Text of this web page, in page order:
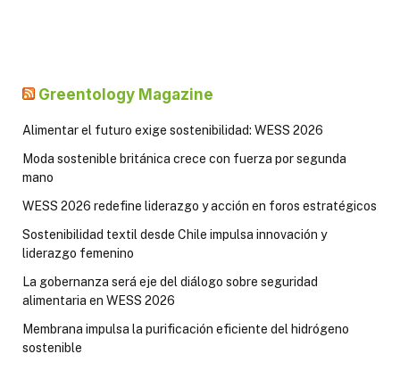
Greentology Magazine
Alimentar el futuro exige sostenibilidad: WESS 2026
Moda sostenible británica crece con fuerza por segunda
mano
WESS 2026 redefine liderazgo y acción en foros estratégicos
Sostenibilidad textil desde Chile impulsa innovación y
liderazgo femenino
La gobernanza será eje del diálogo sobre seguridad
alimentaria en WESS 2026
Membrana impulsa la purificación eficiente del hidrógeno
sostenible